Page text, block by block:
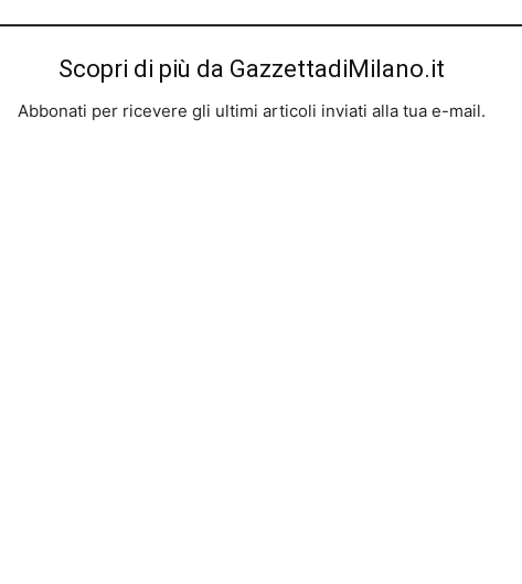
Scopri di più da GazzettadiMilano.it
Abbonati per ricevere gli ultimi articoli inviati alla tua e-mail.